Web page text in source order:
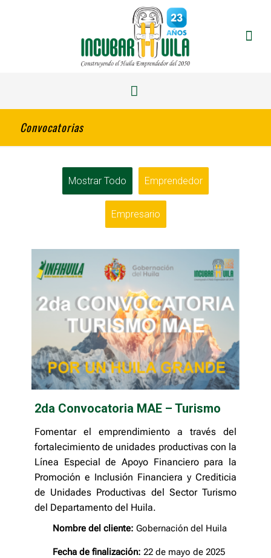
Convocatorias
Mostrar Todo Emprendedor
Empresario
2da Convocatoria MAE – Turismo
Fomentar el emprendimiento a través del
fortalecimiento de unidades productivas con la
Línea Especial de Apoyo Financiero para la
Promoción e Inclusión Financiera y Crediticia
de Unidades Productivas del Sector Turismo
del Departamento del Huila.
Nombre del cliente: Gobernación del Huila
Fecha de finalización: 22 de mayo de 2025